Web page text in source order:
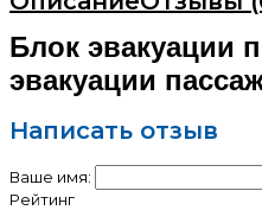
Блок эвакуации
эвакуации
Написать отзыв
Ваше имя:
Рейтинг